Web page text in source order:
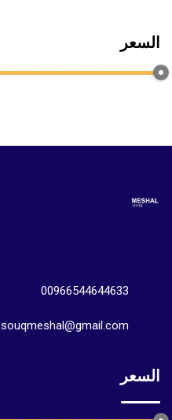
السعر
00966544644633
souqmeshal@gmail.com
السعر